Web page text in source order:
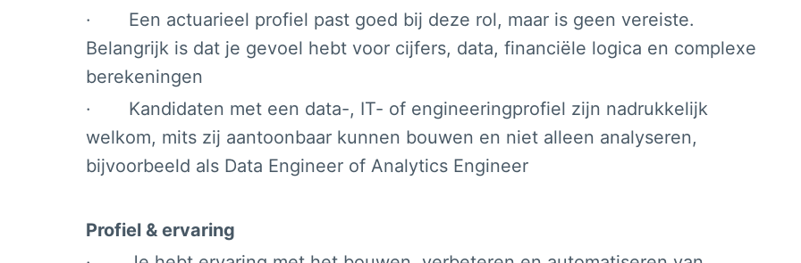
· Een actuarieel profiel past goed bij deze rol, maar is geen vereiste.
Belangrijk is dat je gevoel hebt voor cijfers, data, financiële logica en complexe
berekeningen
· Kandidaten met een data-, IT- of engineeringprofiel zijn nadrukkelijk
welkom, mits zij aantoonbaar kunnen bouwen en niet alleen analyseren,
bijvoorbeeld als Data Engineer of Analytics Engineer
Profiel & ervaring